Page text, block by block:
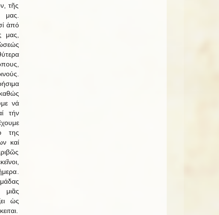
τῆς
μας.
ἀπό
μας,
νά
τήν
της
καί
ὡς